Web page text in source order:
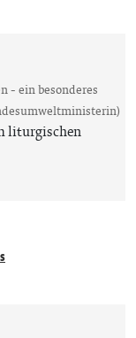
- ein besonderes
liturgischen